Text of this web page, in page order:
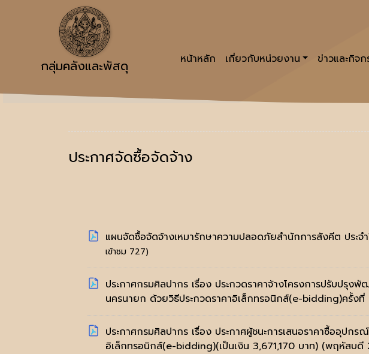
กลุ่มคลังและพัสดุ หน้าหลัก เกี่ยวกับหน่วยงาน ข่าวและกิจก
ประกาศจัดซื้อจัดจ้าง
แผนจัดซื้อจัดจ้างเหมารักษาความปลอดภัยสำนักการสังคีต ประ
เข้าชม 727)
ประกาศกรมศิลปากร เรื่อง ประกวดราคาจ้างโครงการปรับปรุ
นครนายก ด้วยวิธีประกวดราคาอิเล็กทรอนิกส์(e-bidding)ครั้งที่
ประกาศกรมศิลปากร เรื่อง ประกาศผู้ชนะการเสนอราคาซื้ออุ
อิเล็กทรอนิกส์(e-bidding)(เป็นเงิน 3,671,170 บาท) (พฤหัสบดี